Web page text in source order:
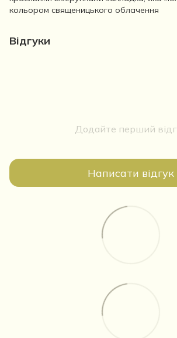
кольором священицького облачення
Відгуки
Додайте перший
Написати відгук